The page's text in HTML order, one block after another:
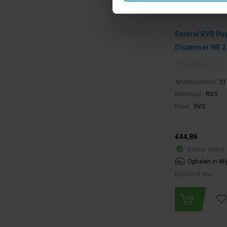
Santral RVS
Dispenser HB 2
Artikelnummer:
Materiaal:
RVS
Kleur:
RVS
€44,89
Bestel artikel.
Ophalen in
Exclusief btw.